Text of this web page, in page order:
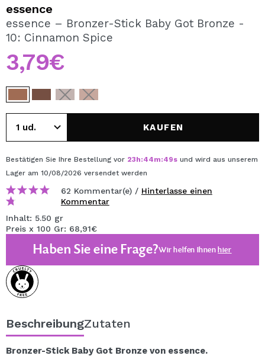
REGISTRIEREN
Durch die Erstellung eines Kontos bei Maquillalia.de
können Sie Ihre Einkäufe schnell tätigen, den Status Ihrer
Bestellungen überprüfen und Ihre bisherigen Vorgänge
einsehen.
essence
essence – Bronzer-Stick Baby Got Bronze -
10: Cinnamon Spice
3,79€
KAUFEN
Bestätigen Sie Ihre Bestellung vor 23h:44m:49s und wird aus unserem
Lager am 10/08/2026 versendet werden
62 Kommentar(e) / Hinterlasse einen
Kommentar
Inhalt: 5.50 gr
Preis x 100 Gr: 68,91€
Haben Sie eine Frage?Wir helfen Ihnenhier
BeschreibungZutaten
Bronzer-Stick Baby Got Bronze von essence.